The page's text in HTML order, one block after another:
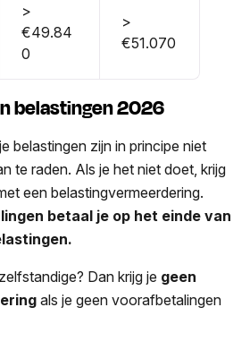
>
€49.84
0
>
€51.070
belastingen 2026
belastingen zijn in principe niet
te raden. Als je het niet doet, krijg
een belastingvermeerdering.
betaal je op het einde van
Dan krijg je geen
als je geen voorafbetalingen